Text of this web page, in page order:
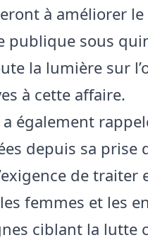
à améliorer
publique sous
la lumière sur
à cette affaire.
également
depuis sa prise
de traiter
femmes et les
ciblant la lutte